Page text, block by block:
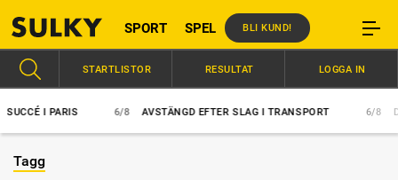
SPORT SPEL BLI KUND!
I PARIS 6/8 AVSTÄNGD EFTER SLAG I TRANSPORT 6/8
STARTLISTOR RESULTAT LOGGA IN
Tagg